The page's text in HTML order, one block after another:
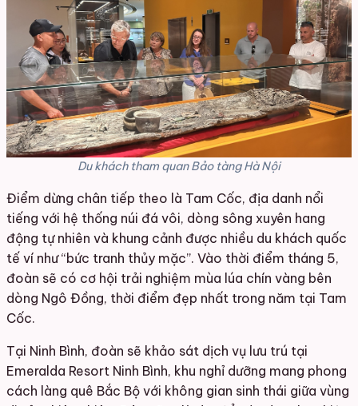
Du khách tham quan Bảo tàng Hà Nội
Điểm dừng chân tiếp theo là Tam Cốc, địa danh nổi
tiếng với hệ thống núi đá vôi, dòng sông xuyên hang
động tự nhiên và khung cảnh được nhiều du khách quốc
tế ví như “bức tranh thủy mặc”. Vào thời điểm tháng 5,
đoàn sẽ có cơ hội trải nghiệm mùa lúa chín vàng bên
dòng Ngô Đồng, thời điểm đẹp nhất trong năm tại Tam
Cốc.
Tại Ninh Bình, đoàn sẽ khảo sát dịch vụ lưu trú tại
Emeralda Resort Ninh Bình, khu nghỉ dưỡng mang phong
cách làng quê Bắc Bộ với không gian sinh thái giữa vùng